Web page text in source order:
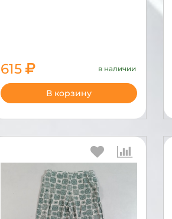
615 в наличии
2050
В корзину